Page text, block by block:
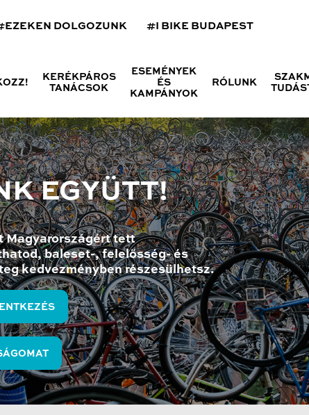
DOLGOZUNK #I BIKE BUDAPEST
KERÉKPÁROS
TANÁCSOK
ESEMÉNYEK
ÉS
KAMPÁNYOK
RÓLUNK
EGYÜTT!
Magyarországért tett
baleset-, felelősség- és
kedvezményben részesülhetsz.